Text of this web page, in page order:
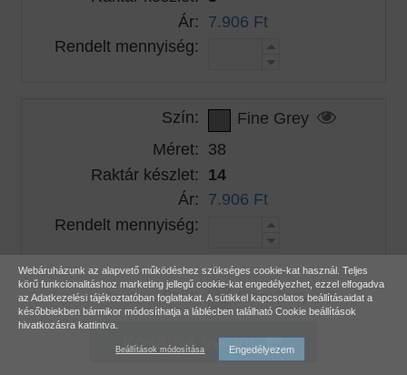
Webáruházunk az alapvető működéshez szükséges cookie-kat használ. Teljes
körű funkcionalitáshoz marketing jellegű cookie-kat engedélyezhet, ezzel elfogadva
az Adatkezelési tájékoztatóban foglaltakat. A sütikkel kapcsolatos beállításaidat a
későbbiekben bármikor módosíthatja a láblécben található Cookie beállítások
hivatkozásra kattintva.
Beállítások módosítása Engedélyezem
Ár: 7.906 Ft
Rendelt mennyiség:
Szín:
Fine Grey
Méret: 38
Raktár készlet: 14
Ár: 7.906 Ft
Rendelt mennyiség:
Szín:
Fine Grey
Raktár készlet:
Kosárba rakom